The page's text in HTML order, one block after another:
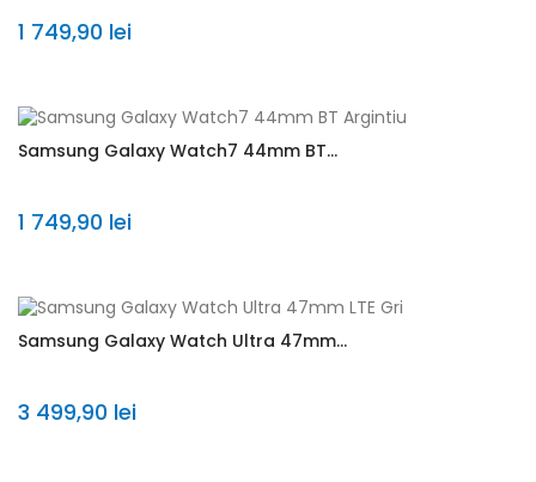
1 749,90 lei
Samsung Galaxy Watch7 44mm BT...
1 749,90 lei
Samsung Galaxy Watch Ultra 47mm...
3 499,90 lei